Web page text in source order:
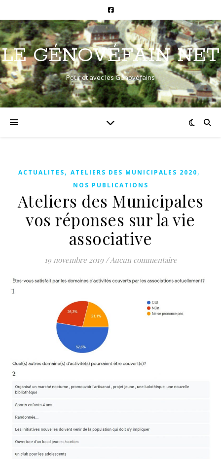
LE GÉNOVÉFAIN NET
Pour et avec les Génovéfains
ACTUALITES, ATELIERS DES MUNICIPALES 2020,
NOS PUBLICATIONS
Ateliers des Municipales
vos réponses sur la vie
associative
19 novembre 2019 /Aucun commentaire